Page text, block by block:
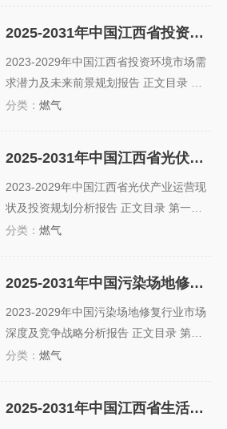
三、废旧物资回收加工利用与循环经济的
区别 第二节 废旧物资加工概述...
2025-2031年中国江西省投资环境市场需求潜力及未来前景规划报告
2023-2029年中国江西省投资环境市场需
求潜力及未来前景规划报告 正文目录 第
一章 2018-2023年江西省经济发展现状 1.
1.4 江西省资源概况 1.2 江西省经济发展
成就 1.2.1 江西经济发展回...
分类： 燃气
2025-2031年中国江西省光伏产业运营现状及投资规划分析报告
2023-2029年中国江西省光伏产业运营现
状及投资规划分析报告 正文目录 第一章
太阳能利用相关概述 1.1太阳能相关介绍
用 1.2.1太阳能利用的方式 1.2.2太阳能利
用的四大步骤 1.2.3太阳能利用...
分类： 燃气
2025-2031年中国污染场地修复行业市场深度及竞争战略分析报告
2023-2029年中国污染场地修复行业市场
深度及竞争战略分析报告 正文目录 第一
章 污染场地修复概况 第一节 污染场地概
场地 二、持续性有机污染物(POPs)污染
分类： 燃气
2025-2031年中国江西省生活垃圾清运和处理行业发展动态及竞争格局预测报告